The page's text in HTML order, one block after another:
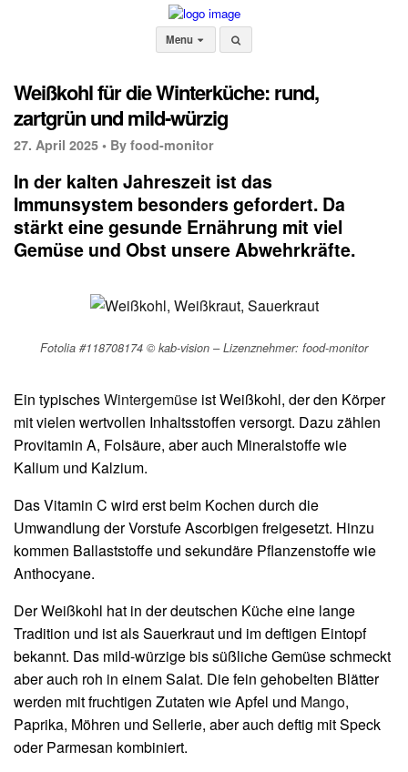
Menu
Weißkohl für die Winterküche: rund,
zartgrün und mild-würzig
27. April 2025 • By food-monitor
In der kalten Jahreszeit ist das
Immunsystem besonders gefordert. Da
stärkt eine gesunde Ernährung mit viel
Gemüse und Obst unsere Abwehrkräfte.
Fotolia #118708174 © kab-vision – Lizenznehmer: food-monitor
Ein typischesWintergemüse ist Weißkohl, der den Körper
mit vielen wertvollen Inhaltsstoffen versorgt. Dazu zählen
Provitamin A, Folsäure, aber auch Mineralstoffe wie
Kalium und Kalzium.
Das Vitamin C wird erst beim Kochen durch die
Umwandlung der Vorstufe Ascorbigen freigesetzt. Hinzu
kommen Ballaststoffe und sekundäre Pflanzenstoffe wie
Anthocyane.
Der Weißkohl hat in der deutschen Küche eine lange
Tradition und ist als Sauerkraut und im deftigen Eintopf
bekannt. Das mild-würzige bis süßliche Gemüse schmeckt
aber auch roh in einem Salat. Die fein gehobelten Blätter
werden mit fruchtigen Zutaten wie Apfel und Mango,
Paprika, Möhren und Sellerie, aber auch deftig mit Speck
oder Parmesan kombiniert.